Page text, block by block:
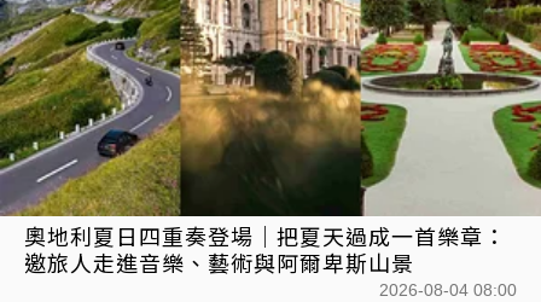
奧地利夏日四重奏登場｜把夏天過成一首樂章：
邀旅人走進音樂、藝術與阿爾卑斯山景
2026-08-04 08:00